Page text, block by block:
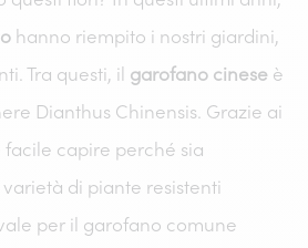
hanno riempito i nostri giardini,
Tra questi, il garofano cinese è
Dianthus Chinensis. Grazie ai
facile capire perché sia
di piante resistenti
per il garofano comune